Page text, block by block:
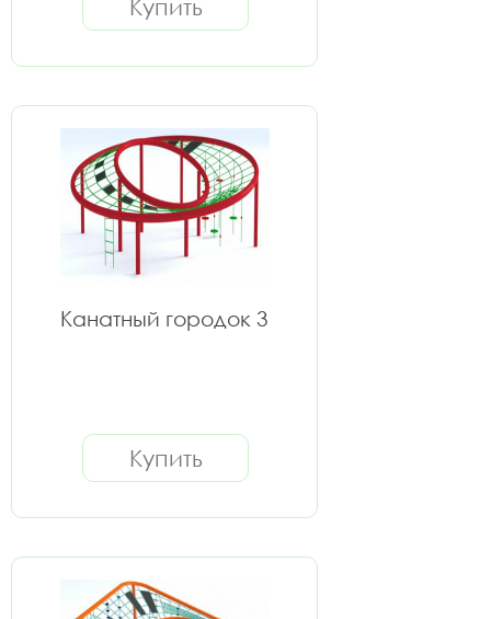
Купить
Канатный городок 3
Купить